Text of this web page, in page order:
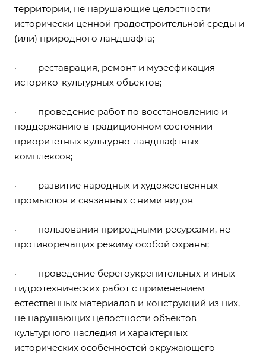
территории, не нарушающие целостности
исторически ценной градостроительной среды и
(или) природного ландшафта;
· реставрация, ремонт и музеефикация
историко-культурных объектов;
· проведение работ по восстановлению и
поддержанию в традиционном состоянии
приоритетных культурно-ландшафтных
комплексов;
· развитие народных и художественных
промыслов и связанных с ними видов
· пользования природными ресурсами, не
противоречащих режиму особой охраны;
· проведение берегоукрепительных и иных
гидротехнических работ с применением
естественных материалов и конструкций из них,
не нарушающих целостности объектов
культурного наследия и характерных
исторических особенностей окружающего